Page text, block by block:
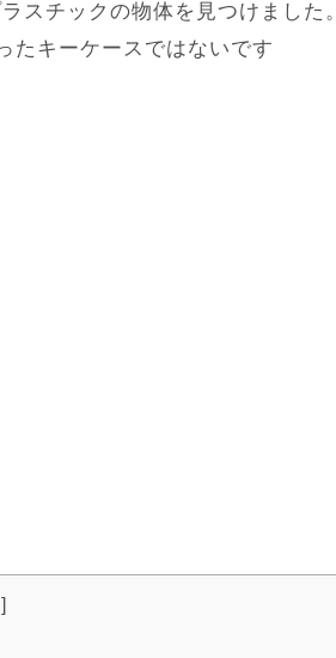
スチックの物体を見つけました。
たキーケースではないです
]